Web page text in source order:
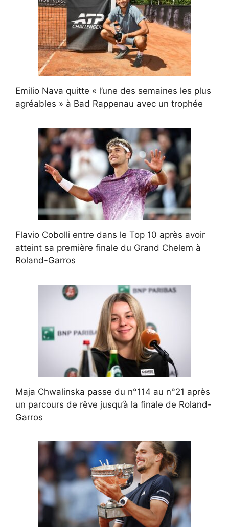
Emilio Nava quitte « l’une des semaines les plus
agréables » à Bad Rappenau avec un trophée
Flavio Cobolli entre dans le Top 10 après avoir
atteint sa première finale du Grand Chelem à
Roland-Garros
Maja Chwalinska passe du n°114 au n°21 après
un parcours de rêve jusqu’à la finale de Roland-
Garros